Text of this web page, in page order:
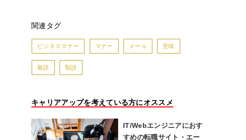
関連タグ
ビジネスマナー マナー メール 意味
敬語 類語
キャリアアップを考えている方にオススメ
IT/Webエンジニアにおす
すめの転職サイト・エー